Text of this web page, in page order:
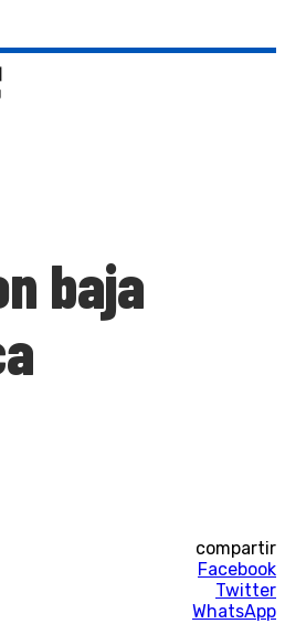
baja
compartir
Facebook
Twitter
WhatsApp